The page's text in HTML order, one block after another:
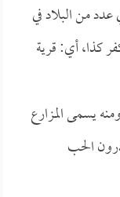
من البلاد في
كذا، أي: قرية
يسمى المزارع
الحب